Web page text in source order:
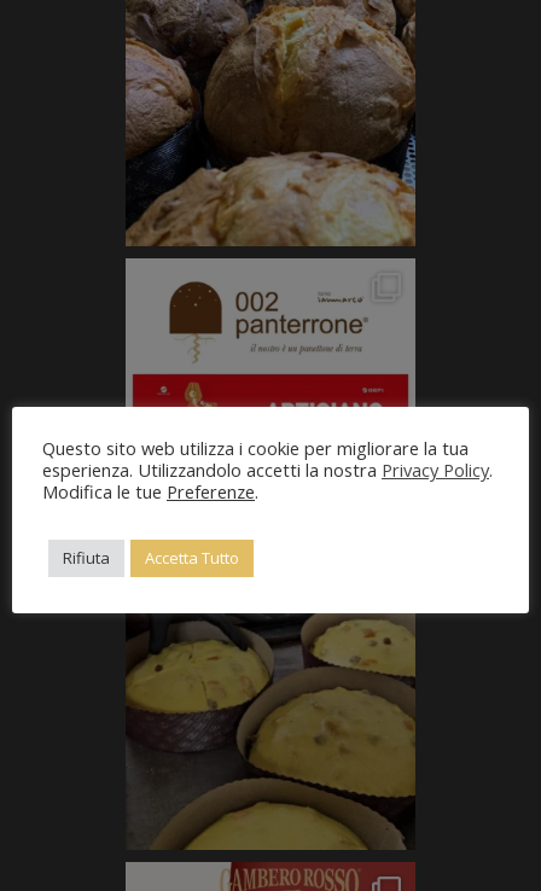
Questo sito web utilizza i cookie per migliorare la tua
esperienza. Utilizzandolo accetti la nostra Privacy Policy.
Modifica le tue Preferenze.
Rifiuta Accetta Tutto